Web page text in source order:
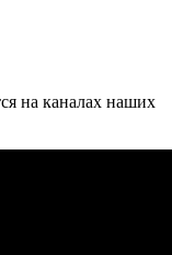
на каналах наших